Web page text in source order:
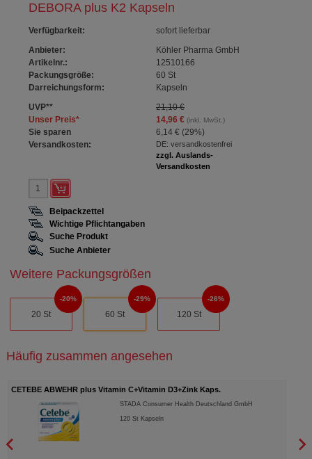
DEBORA plus K2 Kapseln
Verfügbarkeit:
sofort lieferbar
Anbieter:
Köhler Pharma GmbH
Artikelnr.:
12510166
Packungsgröße:
60 St
Darreichungsform:
Kapseln
UVP**
21,10 €
Unser Preis* 14,96 €(inkl. MwSt.)
Sie sparen 6,14 € (29%)
Versandkosten:
DE: versandkostenfrei
zzgl. Auslands-
Versandkosten
Beipackzettel
Wichtige Pflichtangaben
Suche Produkt
Suche Anbieter
Weitere Packungsgrößen
20 St
20%
60 St
29%
120 St
26%
Häufig zusammen angesehen
VITAMIN D3 STADA 2000 I.E. Kapseln
STADA Consumer Health Deutschland GmbH
60St Kapseln